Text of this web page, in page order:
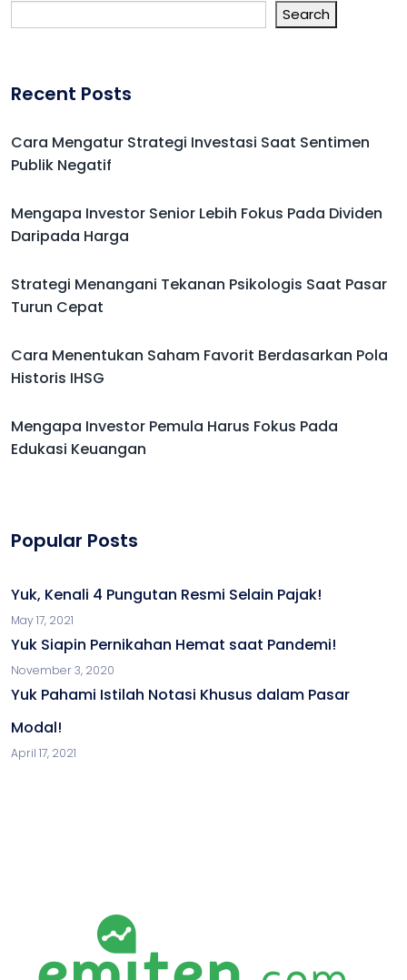
Search
Recent Posts
Cara Mengatur Strategi Investasi Saat Sentimen
Publik Negatif
Mengapa Investor Senior Lebih Fokus Pada Dividen
Daripada Harga
Strategi Menangani Tekanan Psikologis Saat Pasar
Turun Cepat
Cara Menentukan Saham Favorit Berdasarkan Pola
Historis IHSG
Mengapa Investor Pemula Harus Fokus Pada
Edukasi Keuangan
Popular Posts
Yuk, Kenali 4 Pungutan Resmi Selain Pajak!
May 17, 2021
Yuk Siapin Pernikahan Hemat saat Pandemi!
November 3, 2020
Yuk Pahami Istilah Notasi Khusus dalam Pasar
Modal!
April 17, 2021